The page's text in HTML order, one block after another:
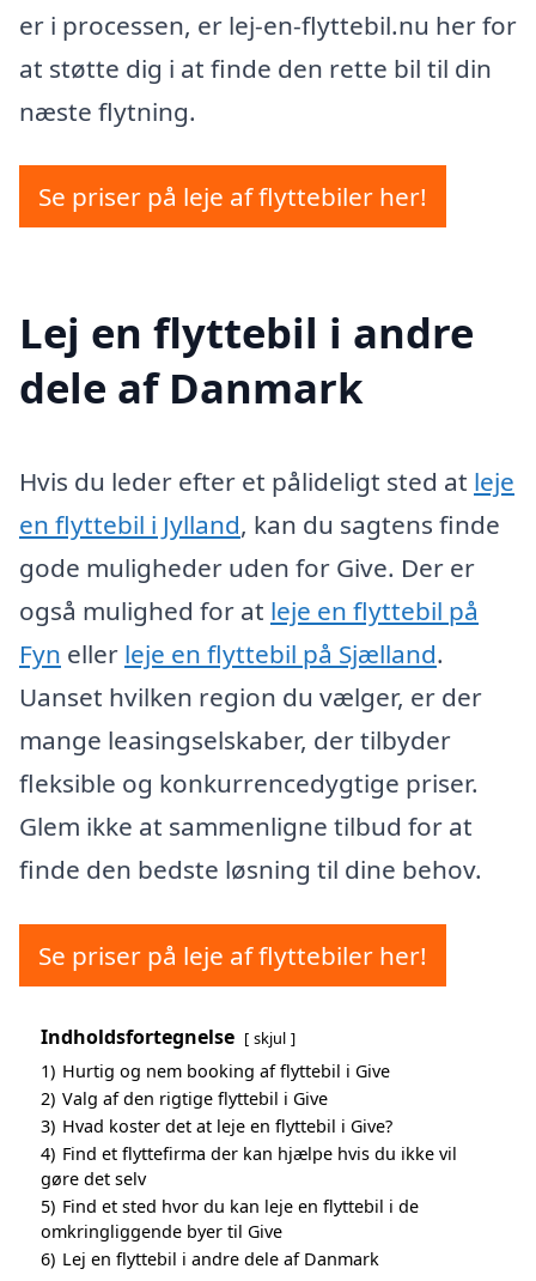
er i processen, er lej-en-flyttebil.nu her for
at støtte dig i at finde den rette bil til din
næste flytning.
Se priser på leje af flyttebiler her!
Lej en flyttebil i andre
dele af Danmark
Hvis du leder efter et pålideligt sted at leje
en flyttebil i Jylland, kan du sagtens finde
gode muligheder uden for Give. Der er
også mulighed for at leje en flyttebil på
Fyn eller leje en flyttebil på Sjælland.
Uanset hvilken region du vælger, er der
mange leasingselskaber, der tilbyder
fleksible og konkurrencedygtige priser.
Glem ikke at sammenligne tilbud for at
finde den bedste løsning til dine behov.
Se priser på leje af flyttebiler her!
Indholdsfortegnelse skjul
1) Hurtig og nem booking af flyttebil i Give
2) Valg af den rigtige flyttebil i Give
3) Hvad koster det at leje en flyttebil i Give?
4) Find et flyttefirma der kan hjælpe hvis du ikke vil
gøre det selv
5) Find et sted hvor du kan leje en flyttebil i de
omkringliggende byer til Give
6) Lej en flyttebil i andre dele af Danmark